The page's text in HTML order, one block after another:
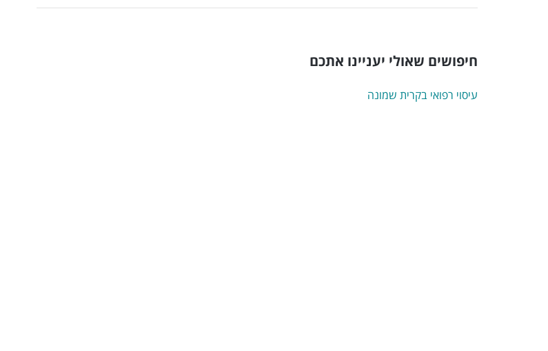
חיפושים שאולי יעניינו אתכם
עיסוי רפואי בקרית שמונה